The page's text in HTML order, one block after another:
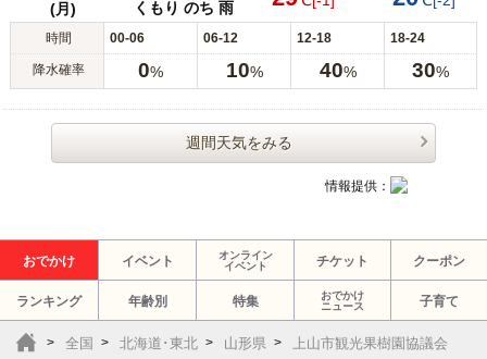
(月)
くもり のち 雨
時間 00-06 06-12 12-18 18-24
降水確率 0% 10% 40% 30%
週間天気をみる
情報提供：
おでかけ イベント
オンライン
イベント
チケット クーポン
ランキング 年齢別 特集
おでかけ
ニュース
子育て
全国 北海道･東北 山形県 上山市観光果樹園協議会